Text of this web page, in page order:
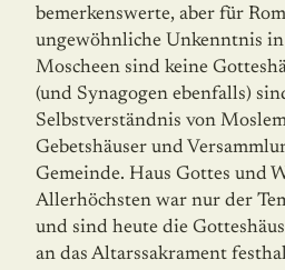
bemerkenswerte, aber für
ungewöhnliche Unkenntnis
Moscheen sind keine
(und Synagogen ebenfalls)
Selbstverständnis von
Gebetshäuser und
Gemeinde. Haus Gottes und
Allerhöchsten war nur der
und sind heute die
an das Altarssakrament